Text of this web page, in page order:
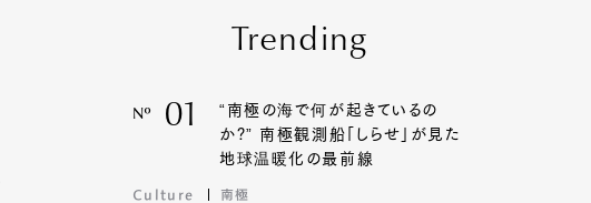
Trending
Nº 01
“南極の海で何が起きているの
か?” 南極観測船「しらせ」が見た
地球温暖化の最前線
Culture 南極